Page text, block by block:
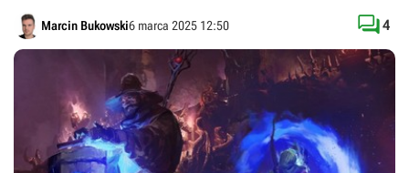
Marcin Bukowski6 marca 2025 12:50 4